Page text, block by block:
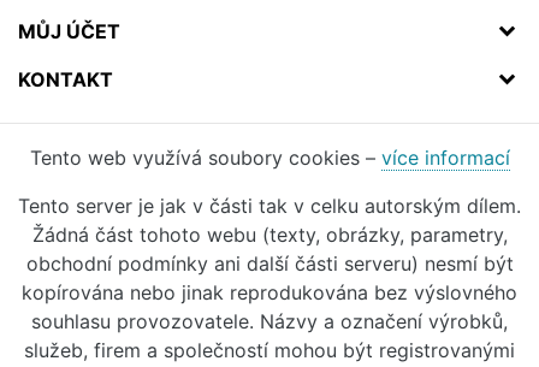
MŮJ ÚČET
KONTAKT
Tento web využívá soubory cookies – více informací
Tento server je jak v části tak v celku autorským dílem.
Žádná část tohoto webu (texty, obrázky, parametry,
obchodní podmínky ani další části serveru) nesmí být
kopírována nebo jinak reprodukována bez výslovného
souhlasu provozovatele. Názvy a označení výrobků,
služeb, firem a společností mohou být registrovanými